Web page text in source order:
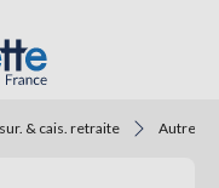
& cais. retraite Autres